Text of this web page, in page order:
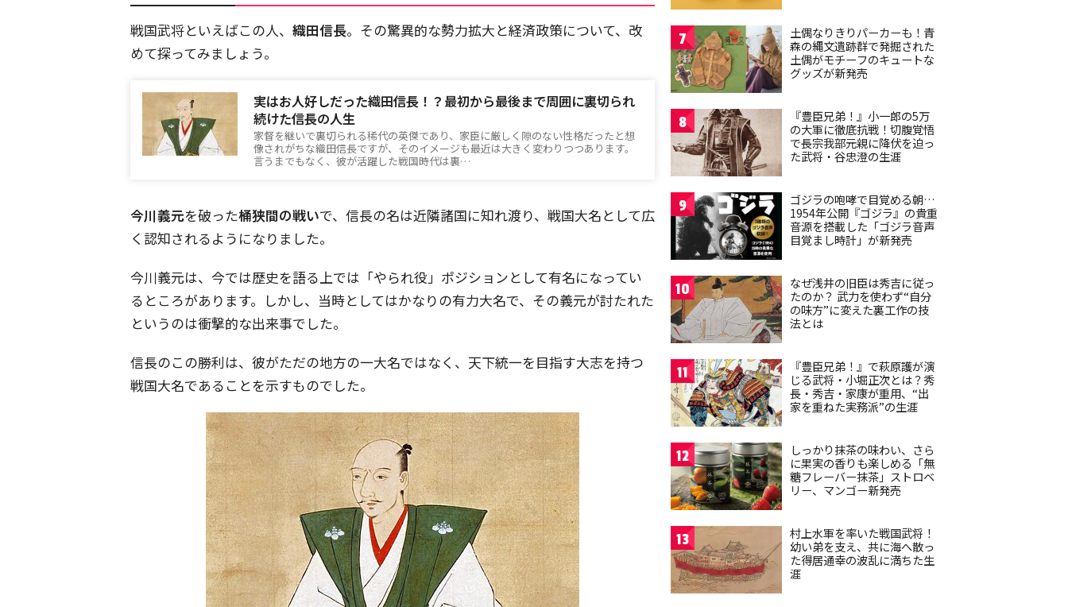
戦国武将といえばこの人、 織田信長。その驚異的な勢力拡大と経済政策について、改
めて探ってみましょう。
実はお人好しだった織田信長！？最初から最後まで周囲に裏切られ
続けた信長の人生
家督を継いで裏切られる稀代の英傑であり、家臣に厳しく隙のない性格だったと想
像されがちな織田信長ですが、そのイメージも最近は大きく変わりつつあります。
言うまでもなく、彼が活躍した戦国時代は裏…
今川義元を破った桶狭間の戦いで、信長の名は近隣諸国に知れ渡り、戦国大名として広
く認知されるようになりました。
今川義元は、今では歴史を語る上では「やられ役」ポジションとして有名になってい
るところがあります。しかし、当時としてはかなりの有力大名で、その義元が討たれた
というのは衝撃的な出来事でした。
信長のこの勝利は、彼がただの地方の一大名ではなく、天下統一を目指す大志を持つ
戦国大名であることを示すものでした。
7
土偶なりきりパーカーも！青
森の縄文遺跡群で発掘された
土偶がモチーフのキュートな
グッズが新発売
8
『豊臣兄弟！』小一郎の5万
の大軍に徹底抗戦！切腹覚悟
で長宗我部元親に降伏を迫っ
た武将・谷忠澄の生涯
9
ゴジラの咆哮で目覚める朝…
1954年公開『ゴジラ』の貴重
音源を搭載した「ゴジラ音声
目覚まし時計」が新発売
10
なぜ浅井の旧臣は秀吉に従っ
たのか？ 武力を使わず“自分
の味方”に変えた裏工作の技
法とは
11
『豊臣兄弟！』で萩原護が演
じる武将・小堀正次とは？秀
長・秀吉・家康が重用、“出
家を重ねた実務派”の生涯
12
しっかり抹茶の味わい、さら
に果実の香りも楽しめる「無
糖フレーバー抹茶」ストロベ
リー、マンゴー新発売
13
村上水軍を率いた戦国武将！
幼い弟を支え、共に海へ散っ
た得居通幸の波乱に満ちた生
涯